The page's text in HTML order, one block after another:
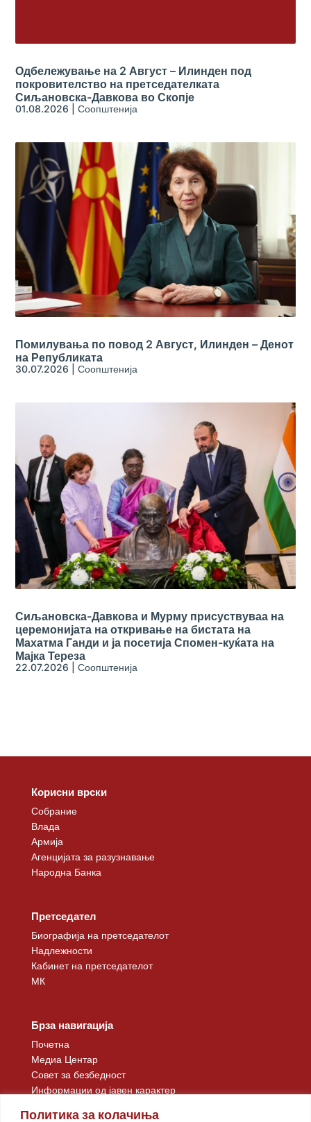
Политика за колачиња
Одбележување на 2 Август – Илинден под
покровителство на претседателката
Сиљановска-Давкова во Скопје
01.08.2026 |Соопштенија
Помилувања по повод 2 Август, Илинден – Денот
на Републиката
30.07.2026 |Соопштенија
Сиљановска-Давкова и Мурму присуствуваа на
церемонијата на откривање на бистата на
Махатма Ганди и ја посетија Спомен-куќата на
Мајка Тереза
22.07.2026 |Соопштенија
Корисни врски
Собрание
Влада
Армија
Агенцијата за разузнавање
Народна Банка
Претседател
Биографија на претседателот
Надлежности
Кабинет на претседателот
МК
Брза навигација
Почетна
Медиа Центар
Совет за безбедност
Информации од јавен карактер